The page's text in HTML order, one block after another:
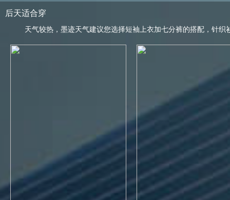
后天适合穿
天气较热，墨迹天气建议您选择短袖上衣加七分裤的搭配，针织